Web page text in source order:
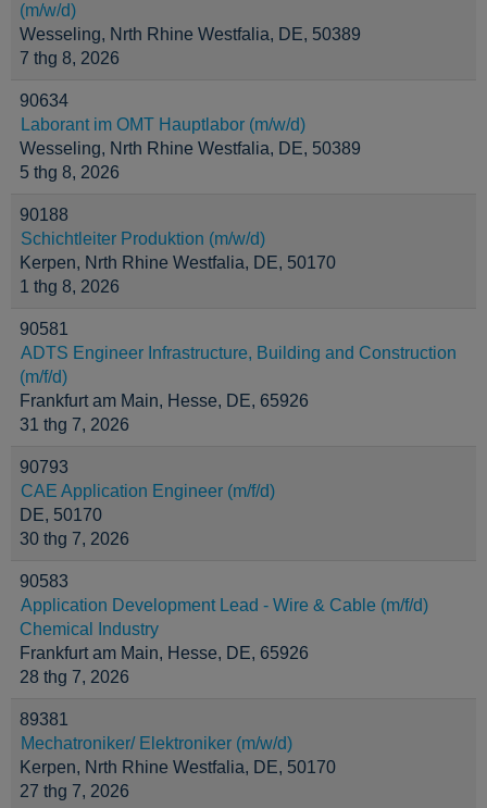
(m/w/d)
Wesseling, Nrth Rhine Westfalia, DE, 50389
7 thg 8, 2026
90634
Laborant im OMT Hauptlabor (m/w/d)
Wesseling, Nrth Rhine Westfalia, DE, 50389
5 thg 8, 2026
90188
Schichtleiter Produktion (m/w/d)
Kerpen, Nrth Rhine Westfalia, DE, 50170
1 thg 8, 2026
90581
ADTS Engineer Infrastructure, Building and Construction
(m/f/d)
Frankfurt am Main, Hesse, DE, 65926
31 thg 7, 2026
90793
CAE Application Engineer (m/f/d)
DE, 50170
30 thg 7, 2026
90583
Application Development Lead - Wire & Cable (m/f/d)
Chemical Industry
Frankfurt am Main, Hesse, DE, 65926
28 thg 7, 2026
89381
Mechatroniker/ Elektroniker (m/w/d)
Kerpen, Nrth Rhine Westfalia, DE, 50170
27 thg 7, 2026